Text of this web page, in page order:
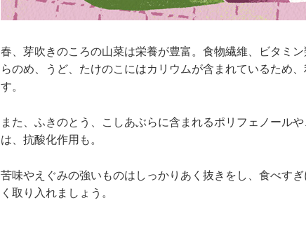
春、芽吹きのころの山菜は栄養が豊富。食物繊維、ビタミ
らのめ、うど、たけのこにはカリウムが含まれているため
す。
また、ふきのとう、こしあぶらに含まれるポリフェノール
は、抗酸化作用も。
苦味やえぐみの強いものはしっかりあく抜きをし、食べす
く取り入れましょう。